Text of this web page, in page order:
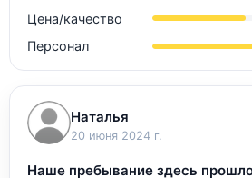
Цена/качество
Персонал
Наталья
20 июня 2024 г.
Наше пребывание здесь